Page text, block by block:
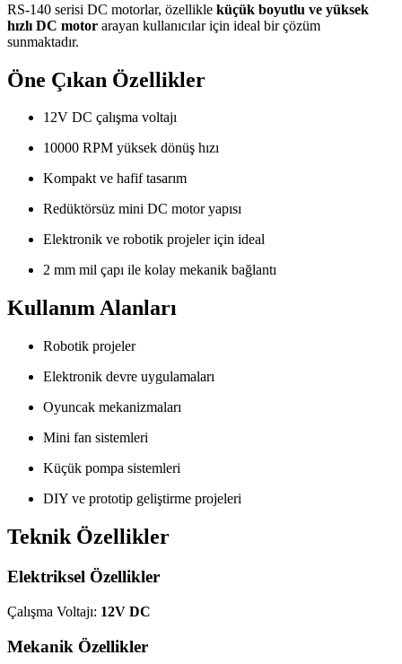
RS-140 serisi DC motorlar, özellikle küçük boyutlu ve yüksek
hızlı DC motor arayan kullanıcılar için ideal bir çözüm
sunmaktadır.
Öne Çıkan Özellikler
12V DC çalışma voltajı
10000 RPM yüksek dönüş hızı
Kompakt ve hafif tasarım
Redüktörsüz mini DC motor yapısı
Elektronik ve robotik projeler için ideal
2 mm mil çapı ile kolay mekanik bağlantı
Kullanım Alanları
Robotik projeler
Elektronik devre uygulamaları
Oyuncak mekanizmaları
Mini fan sistemleri
Küçük pompa sistemleri
DIY ve prototip geliştirme projeleri
Teknik Özellikler
Elektriksel Özellikler
Çalışma Voltajı: 12V DC
Mekanik Özellikler